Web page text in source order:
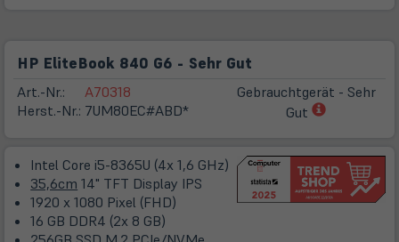
HP EliteBook 840 G6 - Sehr Gut
Art.-Nr.:
Herst.-Nr.:
A70318
7UM80EC#ABD*
Gebrauchtgerät - Sehr
Gut
(öffnet
Tab)
Intel Core i5-8365U (4x 1,6 GHz)
35,6cm 14" TFT Display IPS
1920 x 1080 Pixel (FHD)
16 GB DDR4 (2x 8 GB)